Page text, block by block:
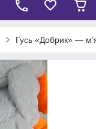
Гусь «Добрик» —